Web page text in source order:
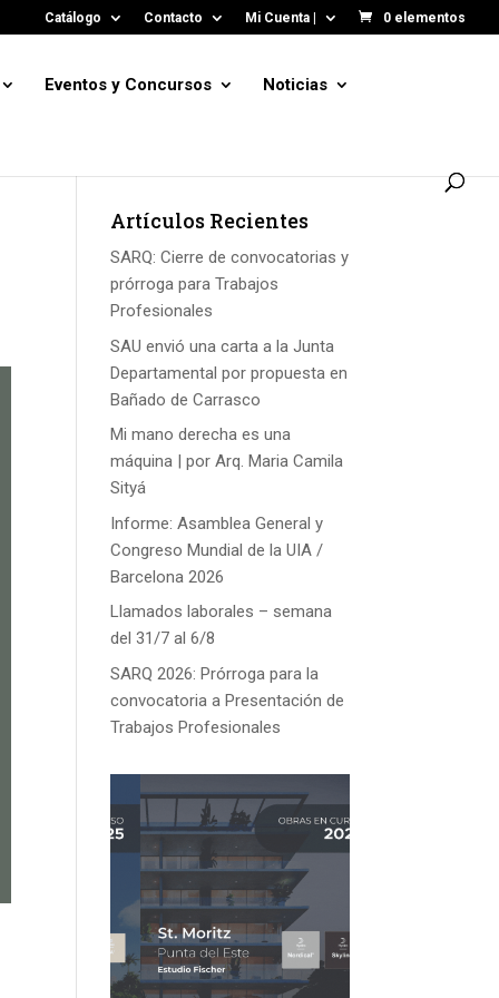
Catálogo Contacto Mi Cuenta | 0 elementos
Eventos y Concursos Noticias
Artículos Recientes
SARQ: Cierre de convocatorias y
prórroga para Trabajos
Profesionales
SAU envió una carta a la Junta
Departamental por propuesta en
Bañado de Carrasco
Mi mano derecha es una
máquina | por Arq. Maria Camila
Sityá
Informe: Asamblea General y
Congreso Mundial de la UIA /
Barcelona 2026
Llamados laborales – semana
del 31/7 al 6/8
SARQ 2026: Prórroga para la
convocatoria a Presentación de
Trabajos Profesionales